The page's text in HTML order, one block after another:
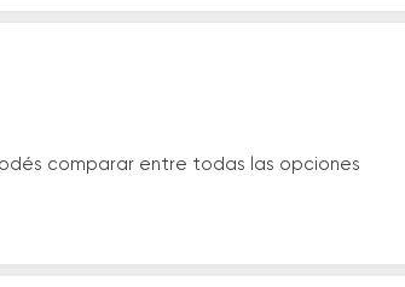
comparar entre todas las opciones